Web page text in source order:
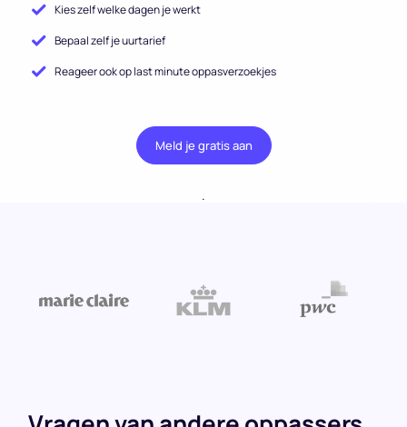
Kies zelf welke dagen je werkt
Bepaal zelf je uurtarief
Reageer ook op last minute oppasverzoekjes
Meld je gratis aan
.